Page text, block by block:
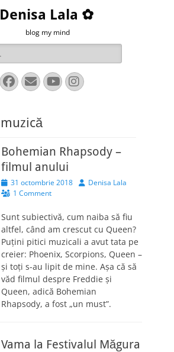
Denisa Lala ✿
blog my mind
Facebook
EmailYouTube
Instagram
muzică
Bohemian Rhapsody –
filmul anului
Posted
on
31 octombrie 2018 AuthorDenisa Lala
1 Comment
Sunt subiectivă, cum naiba să fiu
altfel, când am crescut cu Queen?
Puțini pitici muzicali a avut tata pe
creier: Phoenix, Scorpions, Queen –
și toți s-au lipit de mine. Așa că să
văd filmul despre Freddie și
Queen, adică Bohemian
Rhapsody, a fost „un must”.
Vama la Festivalul Măgura